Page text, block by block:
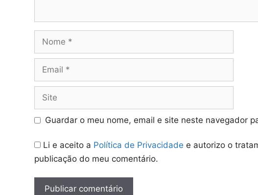
Nome
Email
Site
Guardar o meu nome, email e site neste navegador
Li e aceito a Política de Privacidade e autorizo o
publicação do meu comentário.